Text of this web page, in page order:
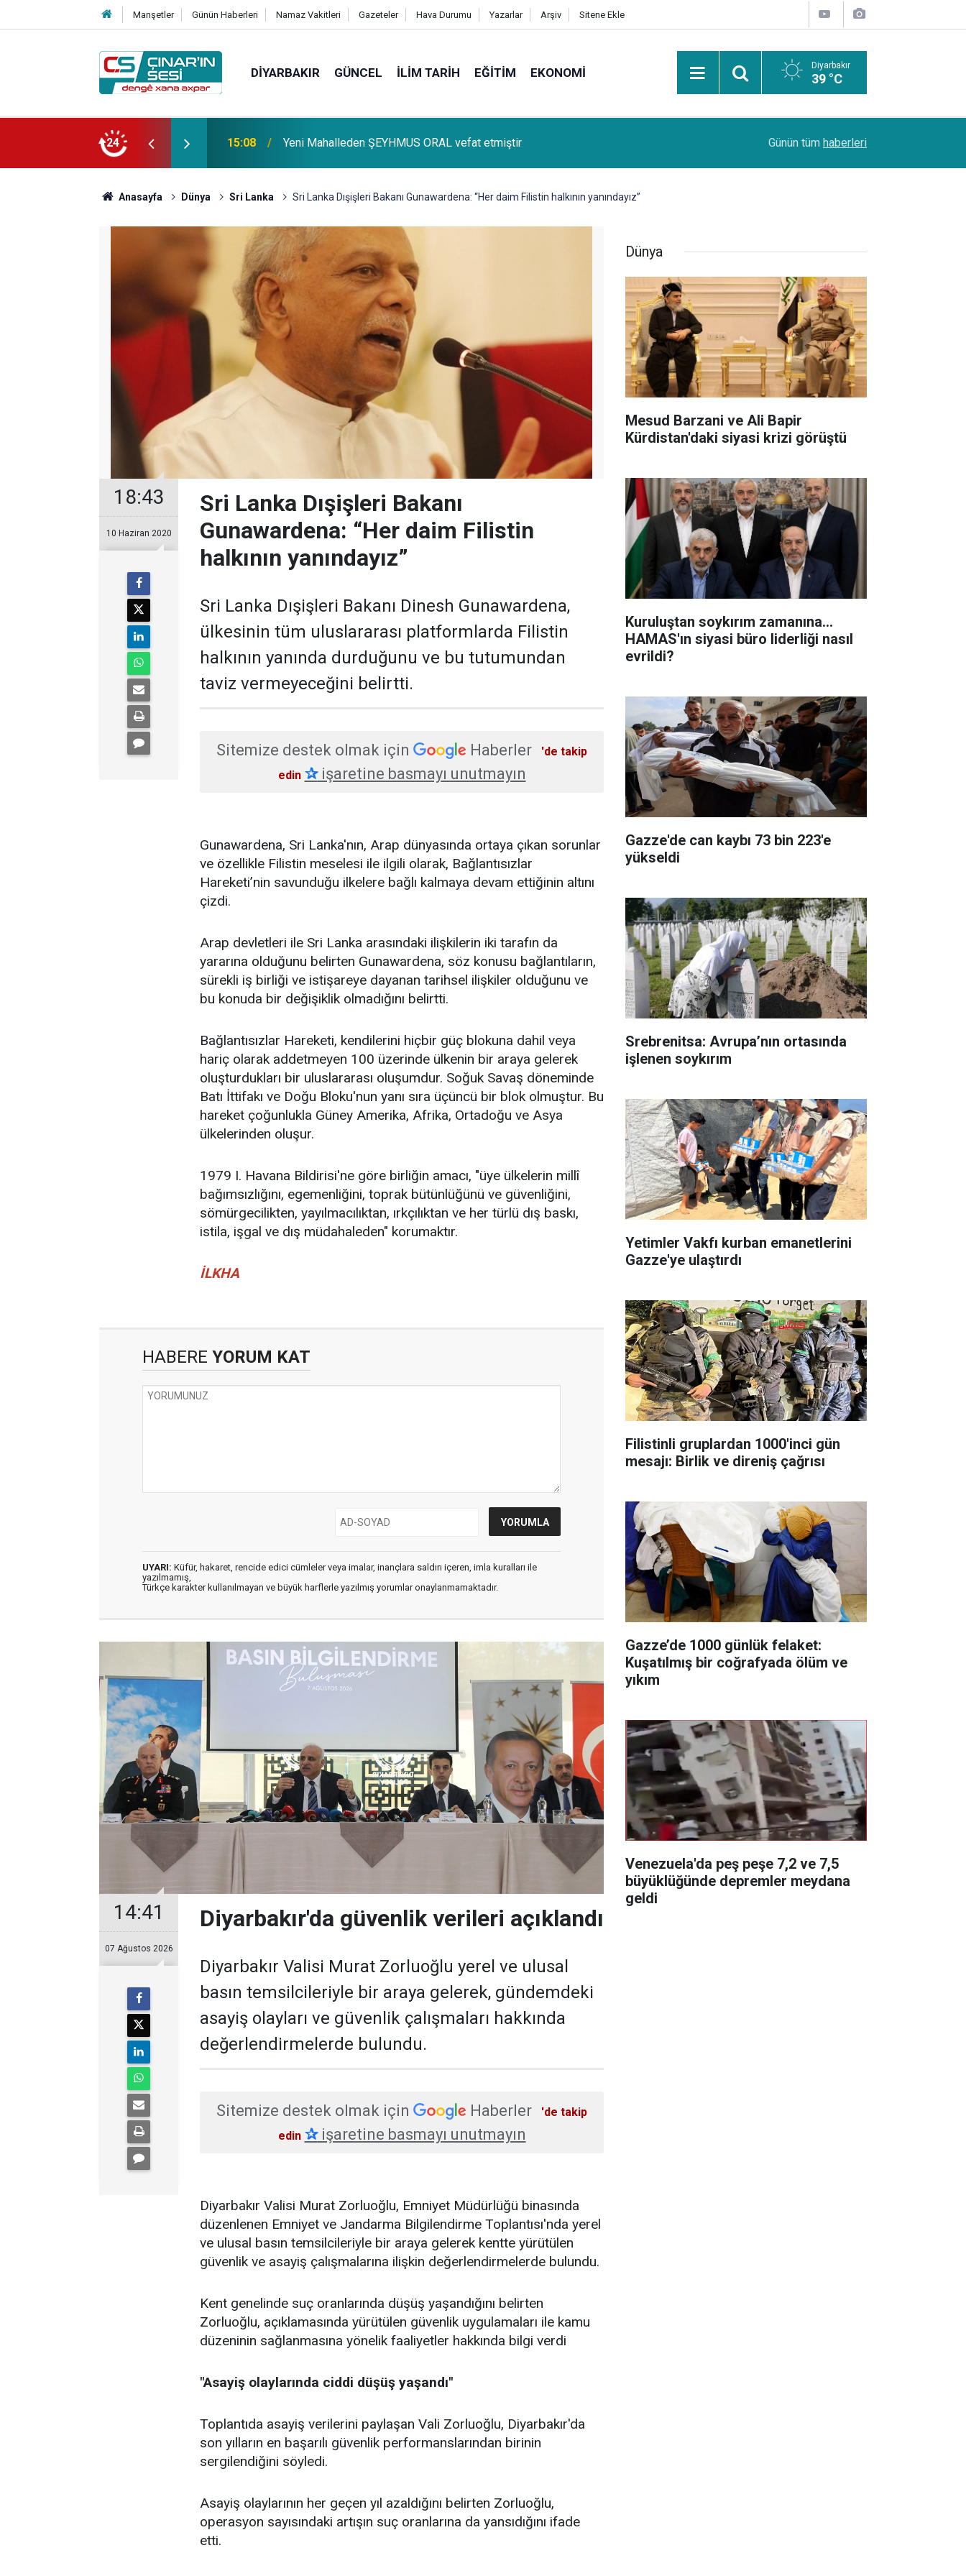
Manşetler Günün Haberleri Namaz Vakitleri Gazeteler Hava Durumu Yazarlar Arşiv Sitene Ekle
DIYARBAKIR GÜNCEL İLIM TARIH EĞITIM EKONOMI Diyarbakır
39 °C
24 14:51 Çınar ilçemize bağlı Kûrik Köyünden MEYRİ GÜL vefat etmiştir
kanserlerine de yol açabilir
Günün tüm haberleri
Anasayfa Dünya Sri Lanka Sri Lanka Dışişleri Bakanı Gunawardena: “Her daim Filistin halkının yanındayız”
18:43
10 Haziran 2020
Sri Lanka Dışişleri Bakanı
Gunawardena: “Her daim Filistin
halkının yanındayız”
Sri Lanka Dışişleri Bakanı Dinesh Gunawardena,
ülkesinin tüm uluslararası platformlarda Filistin
halkının yanında durduğunu ve bu tutumundan
taviz vermeyeceğini belirtti.
Sitemize destek olmak için Haberler
'de takip
edin ✰işaretine basmayı unutmayın
Gunawardena, Sri Lanka'nın, Arap dünyasında ortaya çıkan sorunlar
ve özellikle Filistin meselesi ile ilgili olarak, Bağlantısızlar
Hareketi’nin savunduğu ilkelere bağlı kalmaya devam ettiğinin altını
çizdi.
Arap devletleri ile Sri Lanka arasındaki ilişkilerin iki tarafın da
yararına olduğunu belirten Gunawardena, söz konusu bağlantıların,
sürekli iş birliği ve istişareye dayanan tarihsel ilişkiler olduğunu ve
bu konuda bir değişiklik olmadığını belirtti.
Bağlantısızlar Hareketi, kendilerini hiçbir güç blokuna dahil veya
hariç olarak addetmeyen 100 üzerinde ülkenin bir araya gelerek
oluşturdukları bir uluslararası oluşumdur. Soğuk Savaş döneminde
Batı İttifakı ve Doğu Bloku'nun yanı sıra üçüncü bir blok olmuştur. Bu
hareket çoğunlukla Güney Amerika, Afrika, Ortadoğu ve Asya
ülkelerinden oluşur.
1979 I. Havana Bildirisi'ne göre birliğin amacı, "üye ülkelerin millî
bağımsızlığını, egemenliğini, toprak bütünlüğünü ve güvenliğini,
sömürgecilikten, yayılmacılıktan, ırkçılıktan ve her türlü dış baskı,
istila, işgal ve dış müdahaleden" korumaktır.
İLKHA
HABERE YORUM KAT
UYARI: Küfür, hakaret, rencide edici cümleler veya imalar, inançlara saldırı içeren, imla kuralları ile
yazılmamış,
Türkçe karakter kullanılmayan ve büyük harflerle yazılmış yorumlar onaylanmamaktadır.
14:41
07 Ağustos 2026
Diyarbakır'da güvenlik verileri açıklandı
Diyarbakır Valisi Murat Zorluoğlu yerel ve ulusal
basın temsilcileriyle bir araya gelerek, gündemdeki
asayiş olayları ve güvenlik çalışmaları hakkında
değerlendirmelerde bulundu.
Sitemize destek olmak için Haberler
'de takip
edin ✰işaretine basmayı unutmayın
Diyarbakır Valisi Murat Zorluoğlu, Emniyet Müdürlüğü binasında
düzenlenen Emniyet ve Jandarma Bilgilendirme Toplantısı'nda yerel
ve ulusal basın temsilcileriyle bir araya gelerek kentte yürütülen
güvenlik ve asayiş çalışmalarına ilişkin değerlendirmelerde bulundu.
Kent genelinde suç oranlarında düşüş yaşandığını belirten
Zorluoğlu, açıklamasında yürütülen güvenlik uygulamaları ile kamu
düzeninin sağlanmasına yönelik faaliyetler hakkında bilgi verdi
"Asayiş olaylarında ciddi düşüş yaşandı"
Toplantıda asayiş verilerini paylaşan Vali Zorluoğlu, Diyarbakır'da
son yılların en başarılı güvenlik performanslarından birinin
sergilendiğini söyledi.
Asayiş olaylarının her geçen yıl azaldığını belirten Zorluoğlu,
operasyon sayısındaki artışın suç oranlarına da yansıdığını ifade
etti.
Dünya
Mesud Barzani ve Ali Bapir
Kürdistan'daki siyasi krizi görüştü
Kuruluştan soykırım zamanına...
HAMAS'ın siyasi büro liderliği nasıl
evrildi?
Gazze'de can kaybı 73 bin 223'e
yükseldi
Srebrenitsa: Avrupa’nın ortasında
işlenen soykırım
Yetimler Vakfı kurban emanetlerini
Gazze'ye ulaştırdı
Filistinli gruplardan 1000'inci gün
mesajı: Birlik ve direniş çağrısı
Gazze’de 1000 günlük felaket:
Kuşatılmış bir coğrafyada ölüm ve
yıkım
Venezuela'da peş peşe 7,2 ve 7,5
büyüklüğünde depremler meydana
geldi